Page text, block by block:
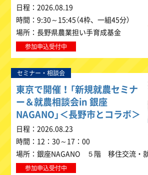
日程
2026.08.19
時間
9:30～15:45（4枠、一組45分）
場所
長野県農業担い手育成基金
参加申込受付中
セミナー・相談会
東京で開催！「新規就農セミナ
ー＆就農相談会in 銀座
NAGANO」＜長野市とコラボ＞
日程
2026.08.23
時間
12：30～17：00
場所
銀座NAGANO ５階 移住交流・
参加申込受付中